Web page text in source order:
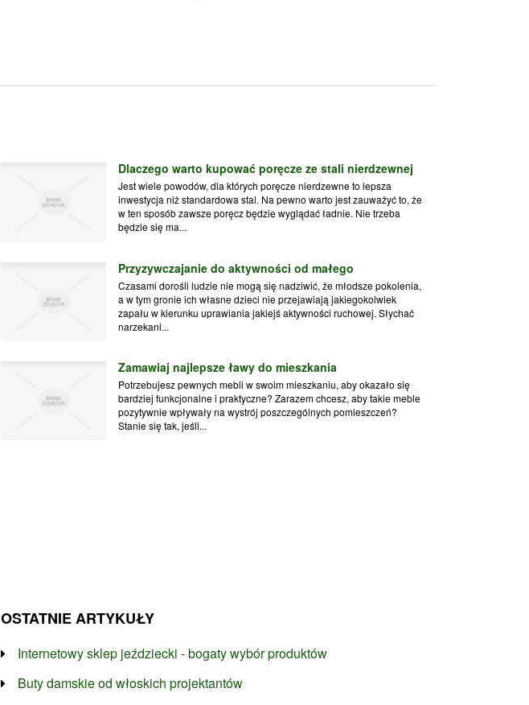
Dlaczego warto kupować poręcze ze stali nierdzewnej
Jest wiele powodów, dla których poręcze nierdzewne to lepsza
inwestycja niż standardowa stal. Na pewno warto jest zauważyć to, że
w ten sposób zawsze poręcz będzie wyglądać ładnie. Nie trzeba
będzie się ma...
Przyzywczajanie do aktywności od małego
Czasami dorośli ludzie nie mogą się nadziwić, że młodsze pokolenia,
a w tym gronie ich własne dzieci nie przejawiają jakiegokolwiek
zapału w kierunku uprawiania jakiejś aktywności ruchowej. Słychać
narzekani...
Zamawiaj najlepsze ławy do mieszkania
Potrzebujesz pewnych mebli w swoim mieszkaniu, aby okazało się
bardziej funkcjonalne i praktyczne? Zarazem chcesz, aby takie meble
pozytywnie wpływały na wystrój poszczególnych pomieszczeń?
Stanie się tak, jeśli...
OSTATNIE ARTYKUŁY
Internetowy sklep jeździecki - bogaty wybór produktów
Buty damskie od włoskich projektantów